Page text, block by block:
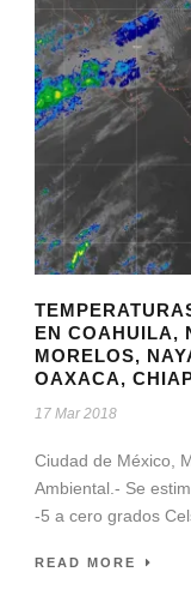
EN COAHUILA,
MORELOS,
OAXACA,
17 Mar 2018
Ciudad de México,
Ambiental.- Se
-5 a cero grados
READ MORE